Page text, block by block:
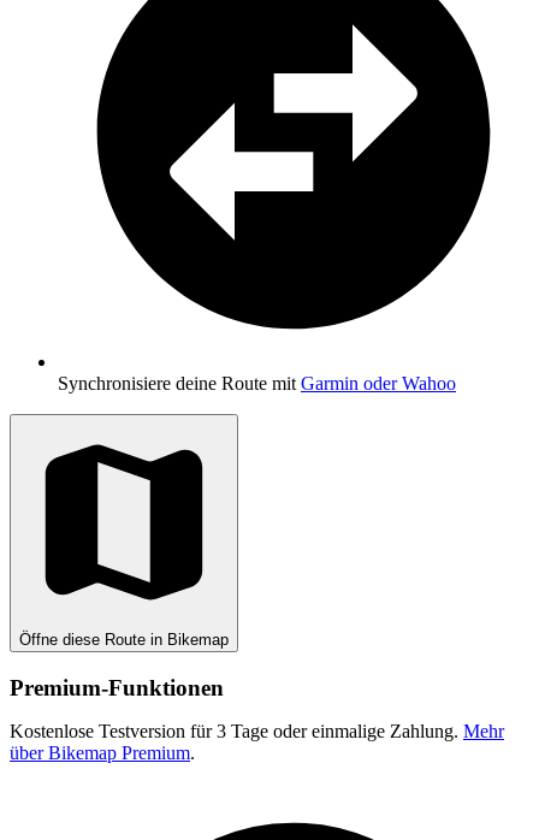
Synchronisiere deine Route mit Garmin oder Wahoo
Öffne diese Route in Bikemap
Premium-Funktionen
Kostenlose Testversion für 3 Tage oder einmalige Zahlung. Mehr
über Bikemap Premium.